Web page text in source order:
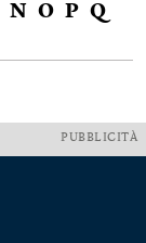
N O P Q
PUBBLICITÀ